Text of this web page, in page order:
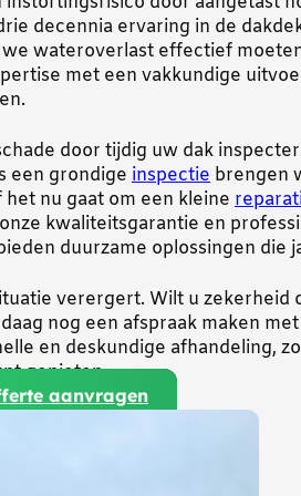
decennia ervaring in de
wateroverlast effectief
met een vakkundige
door tijdig uw dak
een grondige inspectie brengen
nu gaat om een kleine
kwaliteitsgarantie en
duurzame oplossingen die
verergert. Wilt u zekerheid
nog een afspraak maken
en deskundige afhandeling,
genieten.
aanvragen